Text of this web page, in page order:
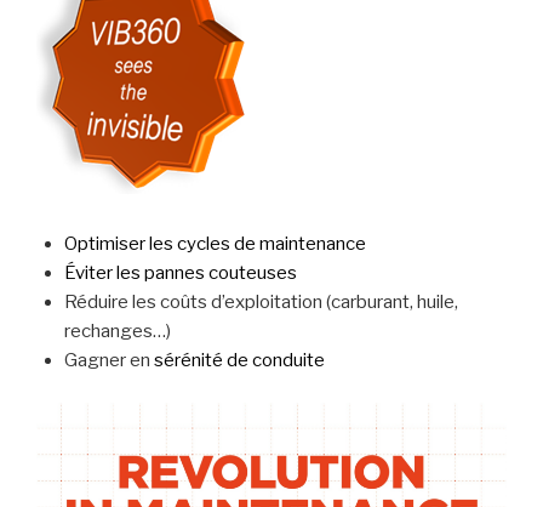
Optimiser les cycles de maintenance
Éviter les pannes couteuses
Réduire les coûts d’exploitation (carburant, huile,
rechanges…)
Gagner en sérénité de conduite